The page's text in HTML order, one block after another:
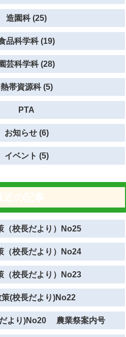
造園科 (25)
品科学科 (19)
芸科学科 (28)
熱帯資源科 (5)
PTA
お知らせ (6)
イベント (5)
（校長だより）No25
（校長だより）No24
（校長だより）No23
策(校長だより)No22
より)No20 農業祭案内号